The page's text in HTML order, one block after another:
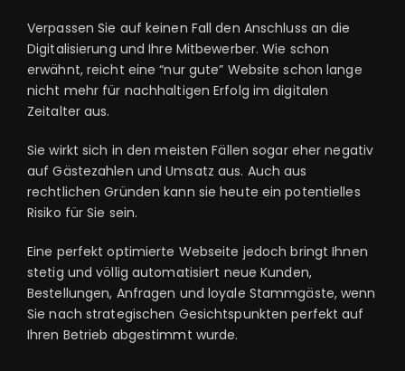
Verpassen Sie auf keinen Fall den Anschluss an die
Digitalisierung und Ihre Mitbewerber. Wie schon
erwähnt, reicht eine “nur gute” Website schon lange
nicht mehr für nachhaltigen Erfolg im digitalen
Zeitalter aus.
Sie wirkt sich in den meisten Fällen sogar eher negativ
auf Gästezahlen und Umsatz aus. Auch aus
rechtlichen Gründen kann sie heute ein potentielles
Risiko für Sie sein.
Eine perfekt optimierte Webseite jedoch bringt Ihnen
stetig und völlig automatisiert neue Kunden,
Bestellungen, Anfragen und loyale Stammgäste, wenn
Sie nach strategischen Gesichtspunkten perfekt auf
Ihren Betrieb abgestimmt wurde.